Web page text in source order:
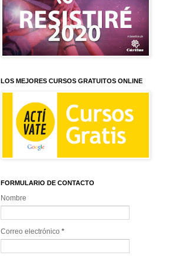
LOS MEJORES CURSOS GRATUITOS ONLINE
FORMULARIO DE CONTACTO
Nombre
Correo electrónico *